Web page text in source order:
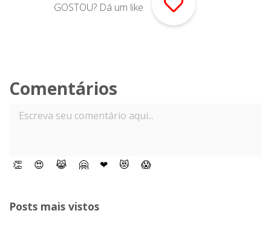
GOSTOU? Dá um like
Comentários
👏 😍 😹 🤗 ❤ 😻 😱
Posts mais vistos